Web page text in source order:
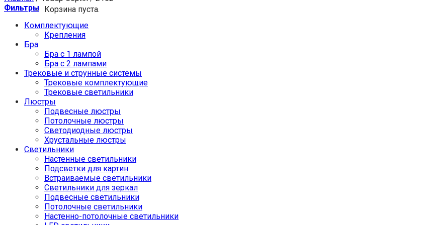
Корзина пуста.
Фильтры
Комплектующие
Крепления
Бра
Бра с 1 лампой
Бра с 2 лампами
Трековые и струнные системы
Трековые комплектующие
Трековые светильники
Люстры
Подвесные люстры
Потолочные люстры
Светодиодные люстры
Хрустальные люстры
Светильники
Настенные светильники
Подсветки для картин
Встраиваемые светильники
Светильники для зеркал
Подвесные светильники
Потолочные светильники
Настенно-потолочные светильники